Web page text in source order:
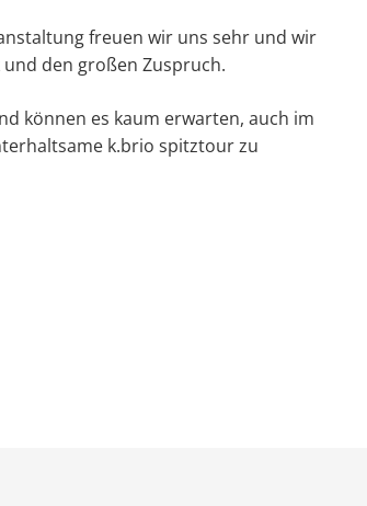
freuen wir uns sehr und wir
den großen Zuspruch.
können es kaum erwarten, auch im
k.brio spitztour zu